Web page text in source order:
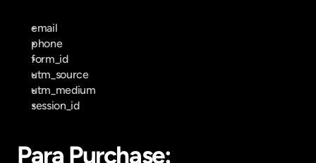
email
phone
form_id
utm_source
utm_medium
session_id
Para Purchase: